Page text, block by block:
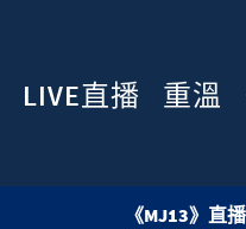
LIVE直播 重溫
《MJ13》直